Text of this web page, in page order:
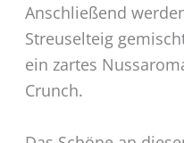
Anschließend
Streuselteig
ein zartes
Crunch.